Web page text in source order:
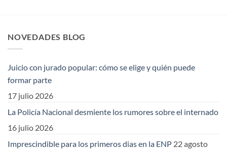
NOVEDADES BLOG
Juicio con jurado popular: cómo se elige y quién puede
formar parte
17 julio 2026
La Policía Nacional desmiente los rumores sobre el internado
16 julio 2026
Imprescindible para los primeros dias en la ENP 22 agosto